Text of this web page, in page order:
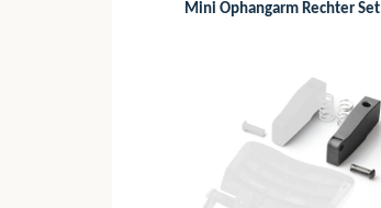
Mini Ophangarm Rechter Set